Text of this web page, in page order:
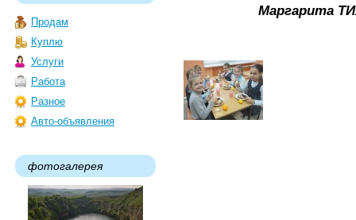
Продам
Куплю
Услуги
Работа
Разное
Авто-объявления
фотогалерея
Маргарита